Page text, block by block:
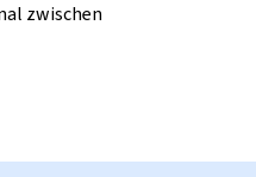
zwischen